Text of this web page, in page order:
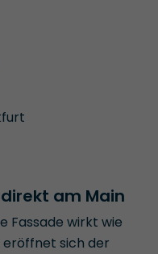
am Main
Fassade wirkt wie
eröffnet sich der